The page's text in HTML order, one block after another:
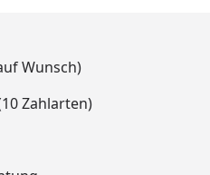
Wunsch)
Zahlarten)